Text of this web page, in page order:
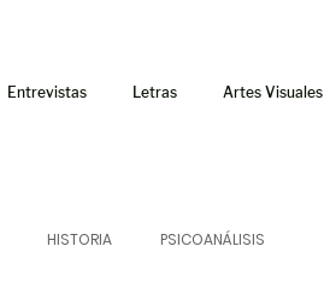
Entrevistas Letras Artes Visuales
HISTORIA PSICOANÁLISIS